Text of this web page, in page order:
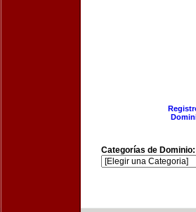
Categorías de Dominio: